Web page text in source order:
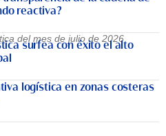
reactiva?
del mes de julio de 2026
surfea con éxito el alto
logística en zonas costeras